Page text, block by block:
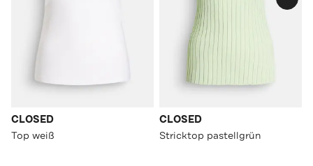
CLOSED
Top weiß
CLOSED
Stricktop pastellgrün